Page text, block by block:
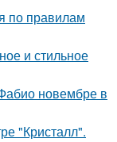
по правилам
и стильное
новембре в
"Кристалл".